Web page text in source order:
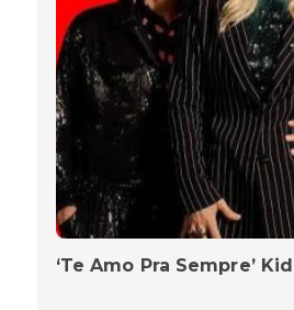
‘Te Amo Pra Sempre’